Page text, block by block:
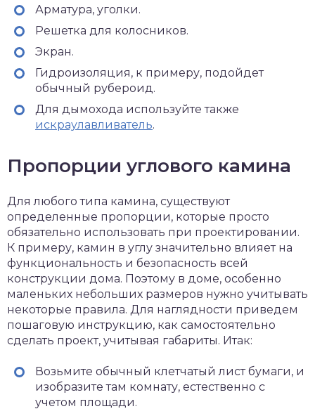
Арматура, уголки.
Решетка для колосников.
Экран.
Гидроизоляция, к примеру, подойдет
обычный рубероид.
Для дымохода используйте также
искраулавливатель.
Пропорции углового камина
Для любого типа камина, существуют
определенные пропорции, которые просто
обязательно использовать при проектировании.
К примеру, камин в углу значительно влияет на
функциональность и безопасность всей
конструкции дома. Поэтому в доме, особенно
маленьких небольших размеров нужно учитывать
некоторые правила. Для наглядности приведем
пошаговую инструкцию, как самостоятельно
сделать проект, учитывая габариты. Итак:
Возьмите обычный клетчатый лист бумаги, и
изобразите там комнату, естественно с
учетом площади.